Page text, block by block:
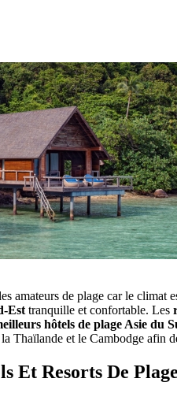
de plage‎ car le climat‎
Est tranquille‎ et confortable. Les
hôtels de‎ plage Asie du
Thaïlande et le‎ Cambodge afin
Et Resorts De